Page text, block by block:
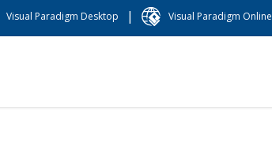
Visual Paradigm Desktop | Visual Paradigm Online